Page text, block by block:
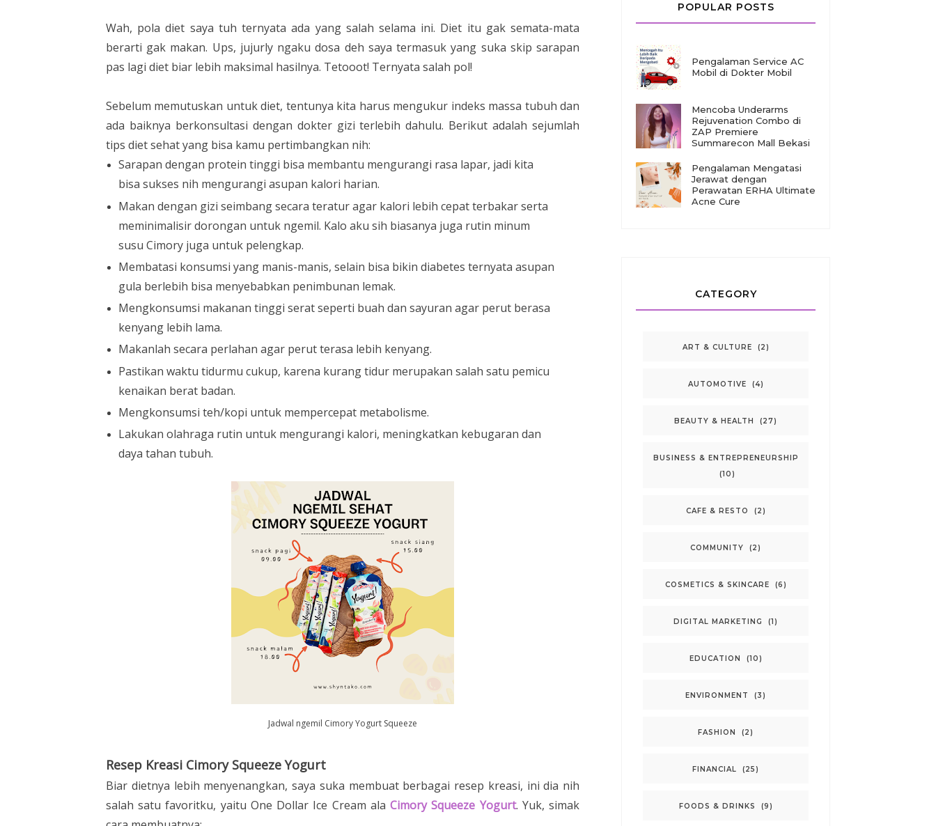
Wah, pola diet saya tuh ternyata ada yang salah selama ini. Diet itu gak semata-mata
berarti gak makan. Ups, jujurly ngaku dosa deh saya termasuk yang suka skip sarapan
pas lagi diet biar lebih maksimal hasilnya. Tetooot! Ternyata salah pol!
Sebelum memutuskan untuk diet, tentunya kita harus mengukur indeks massa tubuh dan
ada baiknya berkonsultasi dengan dokter gizi terlebih dahulu. Berikut adalah sejumlah
tips diet sehat yang bisa kamu pertimbangkan nih:
Sarapan dengan protein tinggi bisa membantu mengurangi rasa lapar, jadi kita
bisa sukses nih mengurangi asupan kalori harian.
Makan dengan gizi seimbang secara teratur agar kalori lebih cepat terbakar serta
meminimalisir dorongan untuk ngemil. Kalo aku sih biasanya juga rutin minum
susu Cimory juga untuk pelengkap.
Membatasi konsumsi yang manis-manis, selain bisa bikin diabetes ternyata asupan
gula berlebih bisa menyebabkan penimbunan lemak.
Mengkonsumsi makanan tinggi serat seperti buah dan sayuran agar perut berasa
kenyang lebih lama.
Makanlah secara perlahan agar perut terasa lebih kenyang.
Pastikan waktu tidurmu cukup, karena kurang tidur merupakan salah satu pemicu
kenaikan berat badan.
Mengkonsumsi teh/kopi untuk mempercepat metabolisme.
Lakukan olahraga rutin untuk mengurangi kalori, meningkatkan kebugaran dan
daya tahan tubuh.
Jadwal ngemil Cimory Yogurt Squeeze
Resep Kreasi Cimory Squeeze Yogurt
Biar dietnya lebih menyenangkan, saya suka membuat berbagai resep kreasi, ini dia nih
salah satu favoritku, yaitu One Dollar Ice Cream alaCimory Squeeze Yogurt. Yuk, simak
POPULAR POSTS
Pengalaman Service AC
Mobil di Dokter Mobil
Mencoba Underarms
Rejuvenation Combo di
ZAP Premiere
Summarecon Mall Bekasi
Pengalaman Mengatasi
Jerawat dengan
Perawatan ERHA Ultimate
Acne Cure
CATEGORY
ART & CULTURE (2)
AUTOMOTIVE (4)
BEAUTY & HEALTH (27)
BUSINESS & ENTREPRENEURSHIP
(10)
CAFE & RESTO (2)
COMMUNITY (2)
COSMETICS & SKINCARE (6)
DIGITAL MARKETING (1)
EDUCATION (10)
ENVIRONMENT (3)
FASHION (2)
FINANCIAL (25)
FOODS & DRINKS (9)